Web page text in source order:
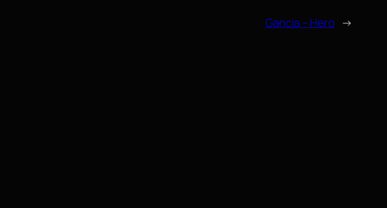
Gancia – Hero →